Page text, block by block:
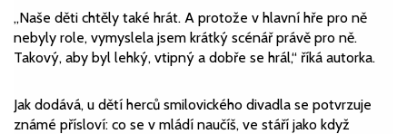
„Naše děti chtěly také hrát. A protože v hlavní hře pro ně
nebyly role, vymyslela jsem krátký scénář právě pro ně.
Takový, aby byl lehký, vtipný a dobře se hrál,“ říká autorka.
Jak dodává, u dětí herců smilovického divadla se potvrzuje
známé přísloví: co se v mládí naučíš, ve stáří jako když